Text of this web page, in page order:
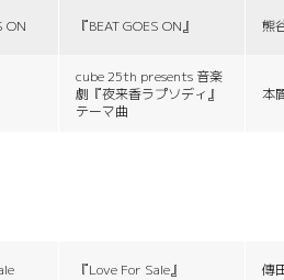
ON 『BEAT GOES ON』 熊
cube 25th presents 音楽
劇『夜来香ラプソディ』
テーマ曲
本
『Love For Sale』 傳